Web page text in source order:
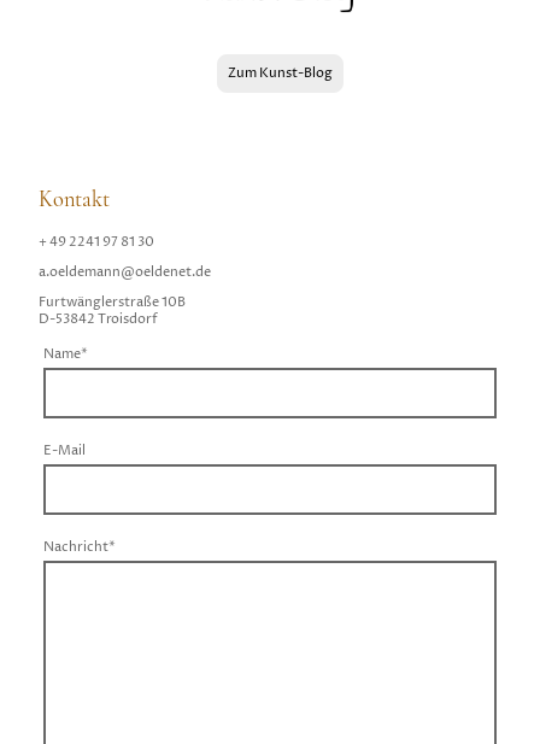
Zum Kunst-Blog
Kontakt
+ 49 2241 97 81 30
a.oeldemann@oeldenet.de
Furtwänglerstraße 10B
D-53842 Troisdorf
Name*
E-Mail
Nachricht*